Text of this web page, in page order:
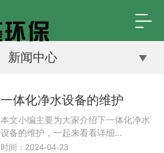
新闻中心
一体化净水设备的维护
本文小编主要为大家介绍下一体化净水
设备的维护，一起来看看详细...
时间：2024-04-23